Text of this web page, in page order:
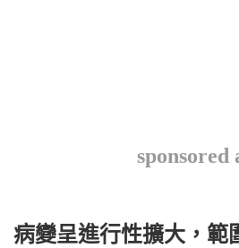
sponsored
病變呈進行性擴大，範